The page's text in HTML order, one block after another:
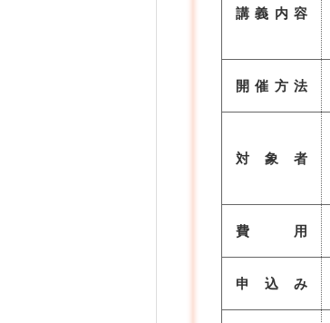
講義内容
開催方法
対 象 者
費 用
申 込 み